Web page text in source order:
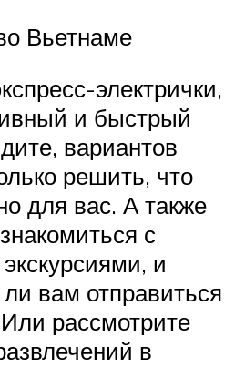
Вьетнаме
электрички,
и быстрый
вариантов
решить, что
для вас. А также
с
и
вам отправиться
рассмотрите
в